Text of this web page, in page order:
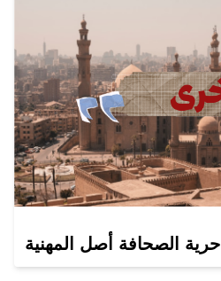
حرية الصحافة أصل المهنية